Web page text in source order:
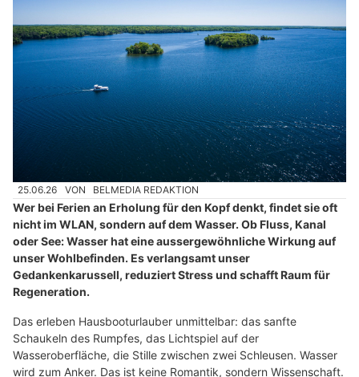
25.06.26 VON BELMEDIA REDAKTION
Wer bei Ferien an Erholung für den Kopf denkt, findet sie oft
nicht im WLAN, sondern auf dem Wasser. Ob Fluss, Kanal
oder See: Wasser hat eine aussergewöhnliche Wirkung auf
unser Wohlbefinden. Es verlangsamt unser
Gedankenkarussell, reduziert Stress und schafft Raum für
Regeneration.
Das erleben Hausbooturlauber unmittelbar: das sanfte
Schaukeln des Rumpfes, das Lichtspiel auf der
Wasseroberfläche, die Stille zwischen zwei Schleusen. Wasser
wird zum Anker. Das ist keine Romantik, sondern Wissenschaft.